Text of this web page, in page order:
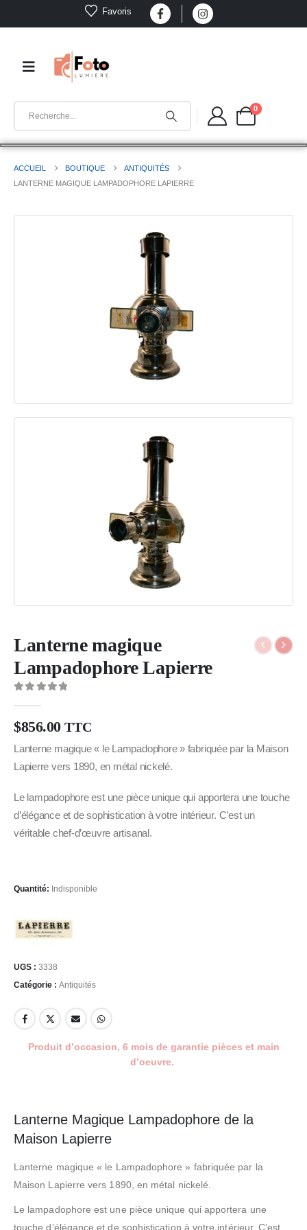
Favoris
0
ACCUEIL BOUTIQUE
ANTIQUITÉS
LANTERNE MAGIQUE LAMPADOPHORE LAPIERRE
Lanterne magique
Lampadophore Lapierre
$856.00 TTC
Lanterne magique « le Lampadophore » fabriquée par la Maison
Lapierre vers 1890, en métal nickelé.
Le lampadophore est une pièce unique qui apportera une touche
d’élégance et de sophistication à votre intérieur. C’est un
véritable chef-d’œuvre artisanal.
Quantité: Indisponible
UGS : 3338
Catégorie : Antiquités
Produit d’occasion, 6 mois de garantie pièces et main
d’oeuvre.
Lanterne Magique Lampadophore de la
Maison Lapierre
Lanterne magique « le Lampadophore » fabriquée par la
Maison Lapierre vers 1890, en métal nickelé.
Le lampadophore est une pièce unique qui apportera une
touche d’élégance et de sophistication à votre intérieur. C’est